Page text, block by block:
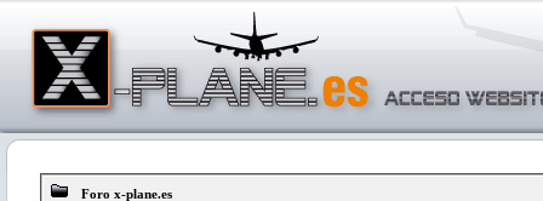
Foro x-plane.es